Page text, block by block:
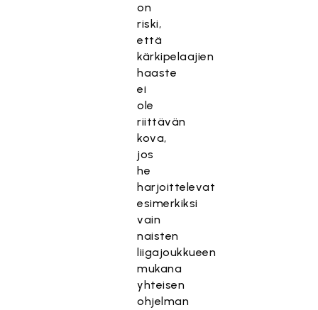
on
riski,
että
kärkipelaajien
haaste
ei
ole
riittävän
kova,
jos
he
harjoittelevat
esimerkiksi
vain
naisten
liigajoukkueen
mukana
yhteisen
ohjelman